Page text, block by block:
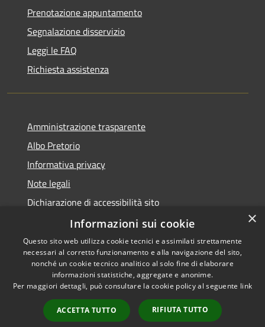
Prenotazione appuntamento
Segnalazione disservizio
Leggi le FAQ
Richiesta assistenza
Amministrazione trasparente
Albo Pretorio
Informativa privacy
Note legali
Dichiarazione di accessibilità sito
Dichiarazione di accessibilità app Municipium
RSS
Accessibilità
•Accesso redazione
×
Informazioni sui cookie
Questo sito web utilizza cookie tecnici e assimilati strettamente
necessari al corretto funzionamento e alla navigazione del sito,
nonché un cookie tecnico analitico al solo fine di elaborare
informazioni statistiche, aggregate e anonime.
Per maggiori dettagli, può consultare la cookie policy al seguente link
ACCETTA TUTTO RIFIUTA TUTTO